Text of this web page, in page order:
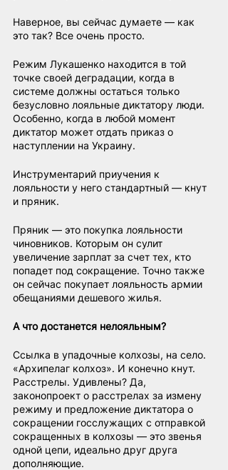
Наверное, вы сейчас думаете — как
это так? Все очень просто.
Режим Лукашенко находится в той
точке своей деградации, когда в
системе должны остаться только
безусловно лояльные диктатору люди.
Особенно, когда в любой момент
диктатор может отдать приказ о
наступлении на Украину.
Инструментарий приучения к
лояльности у него стандартный — кнут
и пряник.
Пряник — это покупка лояльности
чиновников. Которым он сулит
увеличение зарплат за счет тех, кто
попадет под сокращение. Точно также
он сейчас покупает лояльность армии
обещаниями дешевого жилья.
А что достанется нелояльным?
Ссылка в упадочные колхозы, на село.
«Архипелаг колхоз». И конечно кнут.
Расстрелы. Удивлены? Да,
законопроект о расстрелах за измену
режиму и предложение диктатора о
сокращении госслужащих с отправкой
сокращенных в колхозы — это звенья
одной цепи, идеально друг друга
дополняющие.